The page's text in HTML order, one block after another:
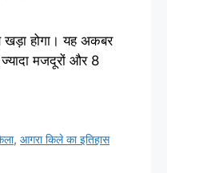
खड़ा होगा। यह अकबर
मजदूरों और 8
,आगरा किले का इतिहास